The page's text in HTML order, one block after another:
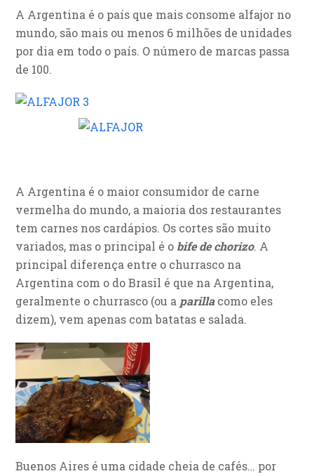
A Argentina é o país que mais consome alfajor no
mundo, são mais ou menos 6 milhões de unidades
por dia em todo o país. O número de marcas passa
de 100.
A Argentina é o maior consumidor de carne
vermelha do mundo, a maioria dos restaurantes
tem carnes nos cardápios. Os cortes são muito
variados, mas o principal é o bife de chorizo. A
principal diferença entre o churrasco na
Argentina com o do Brasil é que na Argentina,
geralmente o churrasco (ou a parilla como eles
dizem), vem apenas com batatas e salada.
Buenos Aires é uma cidade cheia de cafés… por